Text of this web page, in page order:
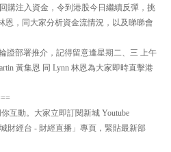
購注入資金，令到港股今日繼續反彈，挑
恩，同大家分析資金流情況，以及睇睇會
證部署推介，記得留意逢星期二、三 上午
黃集恩 同 Lynn 林恩為大家即時直擊港
互動。大家立即訂閱新城 Youtube
財經台 - 財經直播」專頁，緊貼最新部